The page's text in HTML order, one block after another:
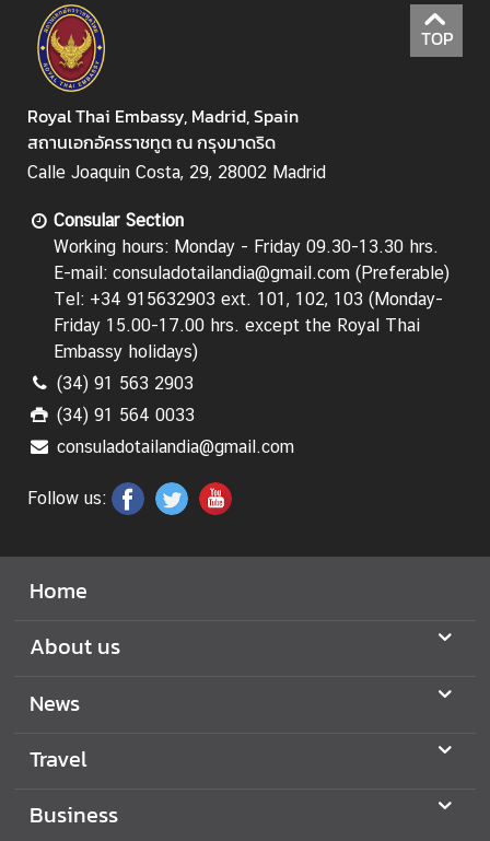
L
i
n
k
TOP
Royal Thai Embassy, Madrid, Spain
สถานเอกอัครราชทูต ณ กรุงมาดริด
Calle Joaquin Costa, 29, 28002 Madrid
Consular Section
Working hours: Monday - Friday 09.30-13.30 hrs.
E-mail: consuladotailandia@gmail.com (Preferable)
Tel: +34 915632903 ext. 101, 102, 103 (Monday-
Friday 15.00-17.00 hrs. except the Royal Thai
Embassy holidays)
(34) 91 563 2903
(34) 91 564 0033
consuladotailandia@gmail.com
Follow us:
Home
About us
News
Travel
Business